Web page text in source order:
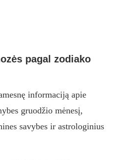
pagal zodiako
informaciją apie
gruodžio mėnesį,
savybes ir astrologinius